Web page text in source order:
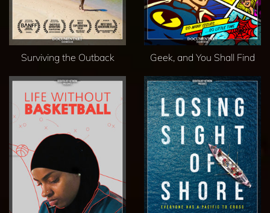
Surviving the Outback Geek, and You Shall Find